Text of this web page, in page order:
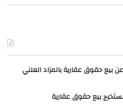
بيع حقوق عقارية بالمزاد العلني
بيع حقوق عقارية